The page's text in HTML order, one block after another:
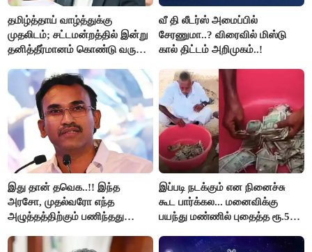
தமிழ்த்தாய் வாழ்த்துக்கு
முதலிடம்; சட்டமன்றத்தில் இன்று
தனித்தீர்மானம் கொண்டு வரும்
வீ தி லீடர்ஸ் அமைப்பில்
சேரணுமா..? விரைவில் மிஸ்டு
கால் திட்டம் அறிமுகம்..!
இது தான் தவெக..!! இந்த
அரசோ, முதல்வரோ எந்த
அழுத்தத்திற்கும் பணிந்தது
அருண்ராஜ்..!
இப்படி நடக்கும் என நினைச்சு
கூட பார்க்கல... மனைவிக்கு
பயந்து மண்ணில் புதைத்த ரூ.5